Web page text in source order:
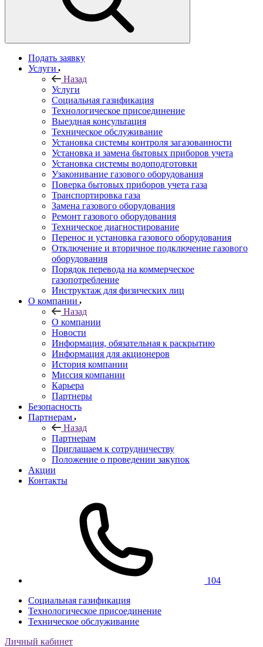
Подать заявку
Услуги
Назад
Услуги
Социальная газификация
Технологическое присоединение
Выездная консультация
Техническое обслуживание
Установка системы контроля загазованности
Установка и замена бытовых приборов учета
Установка системы водоподготовки
Узаконивание газового оборудования
Поверка бытовых приборов учета газа
Транспортировка газа
Замена газового оборудования
Ремонт газового оборудования
Техническое диагностирование
Перенос и установка газового оборудования
Отключение и вторичное подключение газового
оборудования
Порядок перевода на коммерческое
газопотребление
Инструктаж для физических лиц
О компании
Назад
О компании
Новости
Информация, обязательная к раскрытию
Информация для акционеров
История компании
Миссия компании
Карьера
Партнеры
Безопасность
Партнерам
Назад
Партнерам
Приглашаем к сотрудничеству
Положение о проведении закупок
Акции
Контакты
104
Социальная газификация
Технологическое присоединение
Техническое обслуживание
Личный кабинет